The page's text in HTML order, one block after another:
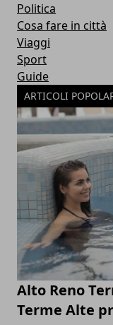
Politica
Cosa fare in città
Viaggi
Sport
Guide
ARTICOLI
Alto Reno
Terme Alte